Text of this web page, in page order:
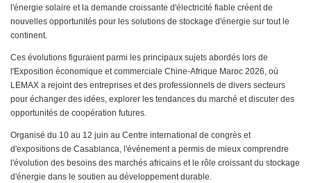
l'énergie solaire et la demande croissante d'électricité fiable créent de
nouvelles opportunités pour les solutions de stockage d'énergie sur tout le
continent.
Ces évolutions figuraient parmi les principaux sujets abordés lors de
l'Exposition économique et commerciale Chine-Afrique Maroc 2026, où
LEMAX a rejoint des entreprises et des professionnels de divers secteurs
pour échanger des idées, explorer les tendances du marché et discuter des
opportunités de coopération futures.
Organisé du 10 au 12 juin au Centre international de congrès et
d'expositions de Casablanca, l'événement a permis de mieux comprendre
l'évolution des besoins des marchés africains et le rôle croissant du stockage
d'énergie dans le soutien au développement durable.